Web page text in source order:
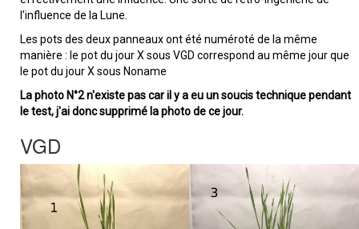
l'influence de la Lune.
Les pots des deux panneaux ont été numéroté de la même
manière : le pot du jour X sous VGD correspond au même jour que
le pot du jour X sous Noname
La photo N°2 n'existe pas car il y a eu un soucis technique pendant
le test, j'ai donc supprimé la photo de ce jour.
VGD